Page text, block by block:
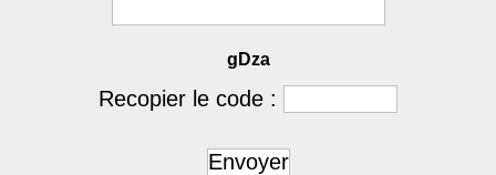
gDza
Recopier le code :
Envoyer